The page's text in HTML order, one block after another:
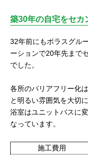
築30年の自宅をセカ
32年前にもポラスグル
ーションで20年先まで
でした。
各所のバリアフリー化
と明るい雰囲気を大切
浴室はユニットバスに
なっています。
施工費用